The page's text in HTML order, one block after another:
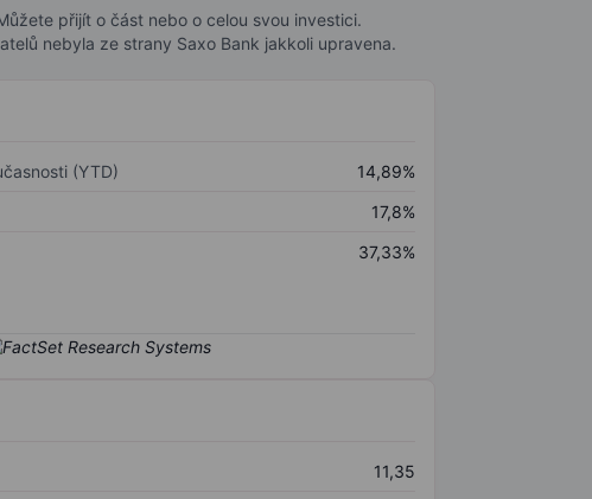
přijít o část nebo o celou svou investici.
nebyla ze strany Saxo Bank jakkoli upravena.
(YTD)
14,89%
17,8%
37,33%
11,35